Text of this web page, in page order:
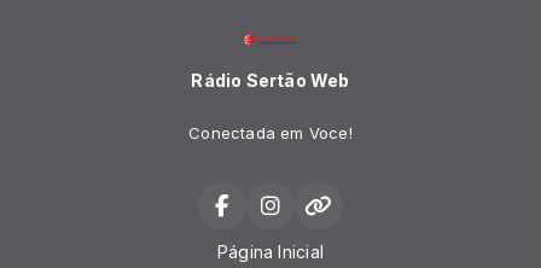
Rádio Sertão Web
Conectada em Voce!
Página Inicial